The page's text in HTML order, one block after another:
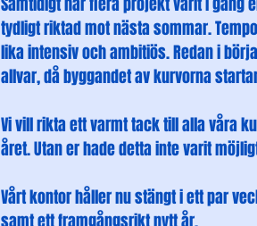
tydligt riktad mot nästa sommar.
lika intensiv och ambitiös. Redan i
allvar, då byggandet av kurvorna
Vi vill rikta ett varmt tack till alla våra
året. Utan er hade detta inte varit
Vårt kontor håller nu stängt i ett par